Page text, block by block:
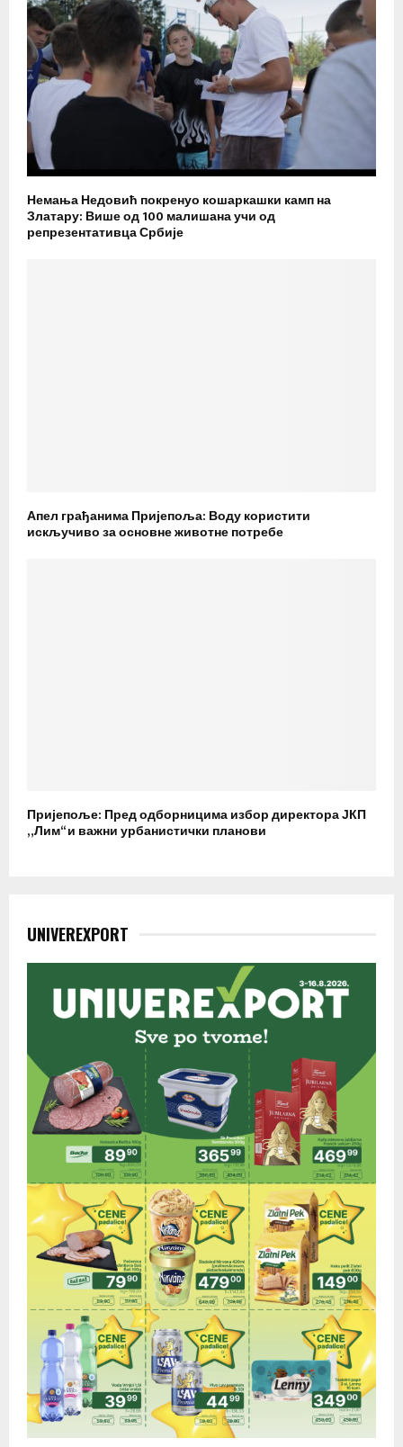
Немања Недовић покренуо кошаркашки камп на
Златару: Више од 100 малишана учи од
репрезентативца Србије
Апел грађанима Пријепоља: Воду користити
искључиво за основне животне потребе
Пријепоље: Пред одборницима избор директора ЈКП
„Лим“ и важни урбанистички планови
UNIVEREXPORT